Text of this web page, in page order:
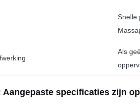
Snelle
Als
Aangepaste specificaties zijn